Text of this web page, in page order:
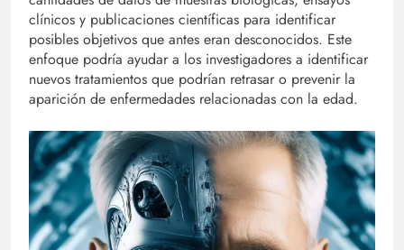
clínicos y publicaciones científicas para identificar
posibles objetivos que antes eran desconocidos. Este
enfoque podría ayudar a los investigadores a identificar
nuevos tratamientos que podrían retrasar o prevenir la
aparición de enfermedades relacionadas con la edad.